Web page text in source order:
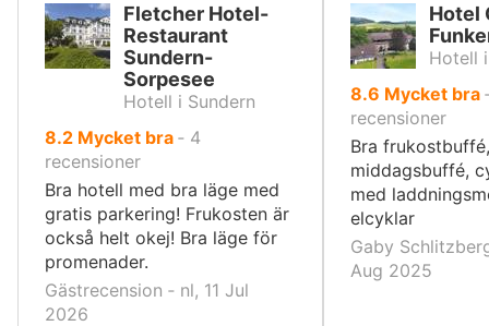
Fletcher Hotel-
Restaurant
Sundern-
Sorpesee
Hotell i Sundern
8.2 av
10,
Mycket bra ‐ 4
recensioner
Bra hotell med bra läge med
gratis parkering! Frukosten är
också helt okej! Bra läge för
promenader.
Gästrecension ‐ nl, 11 Jul
2026
Hotel
Hotell
8.6 av
10,
Mycket bra
recensioner
Bra
middagsbuffé,
med
elcyklar
Gaby
Aug 2025